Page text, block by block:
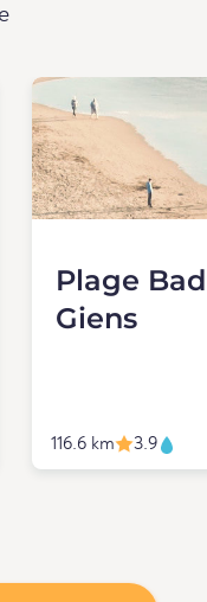
Plage
Giens
116.6 km 3.9